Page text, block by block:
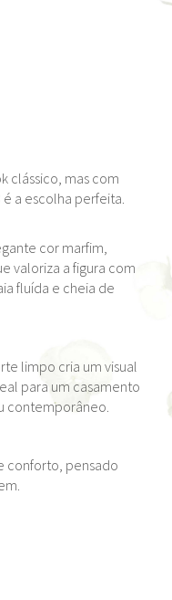
clássico, mas com
a escolha perfeita.
cor marfim,
valoriza a figura com
fluída e cheia de
limpo cria um visual
para um casamento
contemporâneo.
conforto, pensado